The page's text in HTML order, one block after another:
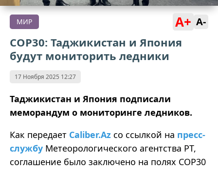
МИР A+ A-
COP30: Таджикистан и Япония
будут мониторить ледники
17 Ноября 2025 12:27
Таджикистан и Япония подписали
меморандум о мониторинге ледников.
Как передает Caliber.Az со ссылкой на пресс-
службу Метеорологического агентства РТ,
соглашение было заключено на полях COP30